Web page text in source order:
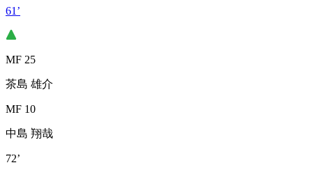
61’
MF 25
茶島 雄介
MF 10
中島 翔哉
72’